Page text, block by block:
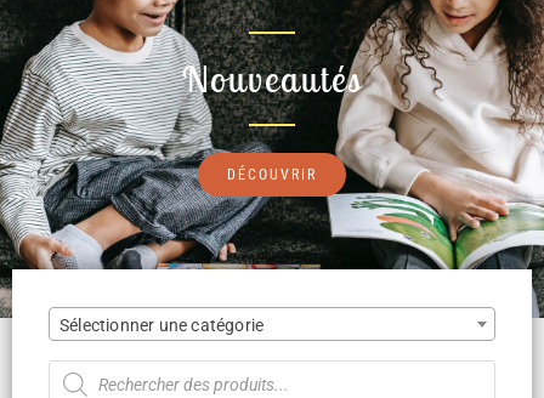
Nouveautés
DÉCOUVRIR
Sélectionner une catégorie